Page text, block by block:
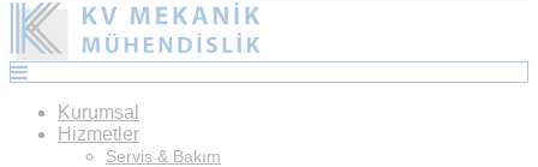
Kurumsal
Hizmetler
Servis & Bakım